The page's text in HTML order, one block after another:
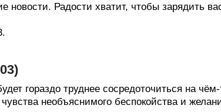
новости. Радости хватит, чтобы зарядить
гораздо труднее сосредоточиться на
необъяснимого беспокойства и